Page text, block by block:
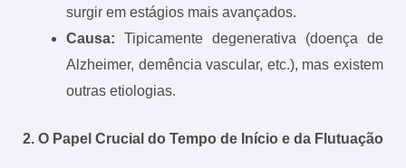
surgir em estágios mais avançados.
Causa: Tipicamente degenerativa (doença de
Alzheimer, demência vascular, etc.), mas existem
outras etiologias.
2. O Papel Crucial do Tempo de Início e da Flutuação